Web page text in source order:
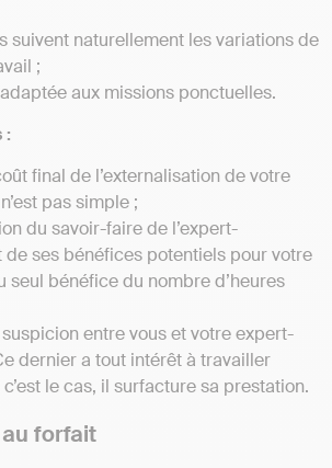
suivent naturellement les variations de
;
aux missions ponctuelles.
:
final de l’externalisation de votre
pas simple ;
du savoir-faire de l’expert-
ses bénéfices potentiels pour votre
seul bénéfice du nombre d’heures
entre vous et votre expert-
dernier a tout intérêt à travailler
le cas, il surfacture sa prestation.
forfait